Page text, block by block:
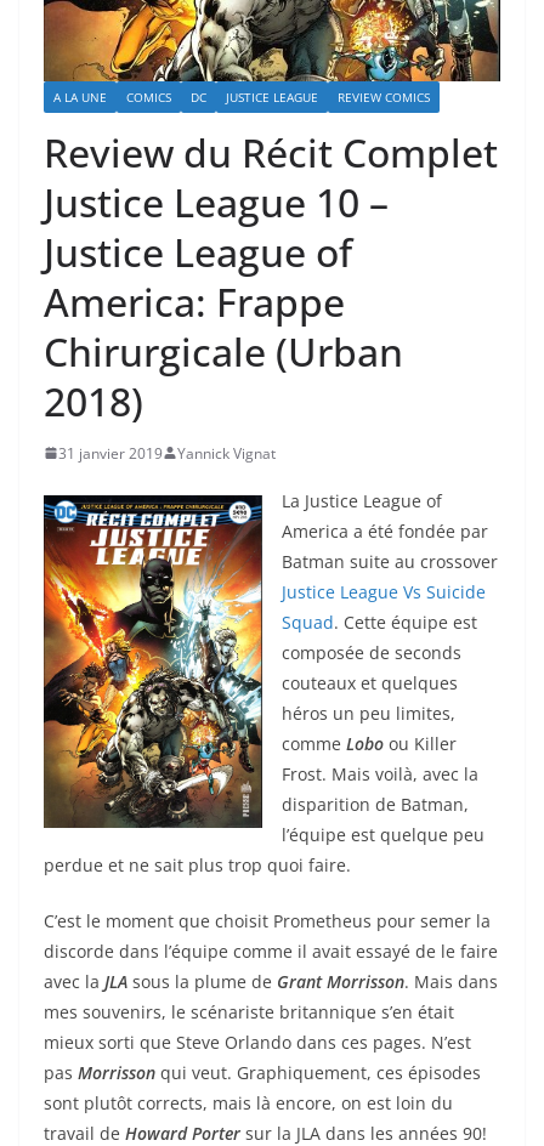
A LA UNE COMICS DC JUSTICE LEAGUE REVIEW COMICS
Review du Récit Complet
Justice League 10 –
Justice League of
America: Frappe
Chirurgicale (Urban
2018)
31 janvier 2019 Yannick Vignat
La Justice League of
America a été fondée par
Batman suite au crossover
Justice League Vs Suicide
Squad. Cette équipe est
composée de seconds
couteaux et quelques
héros un peu limites,
comme Lobo ou Killer
Frost. Mais voilà, avec la
disparition de Batman,
l’équipe est quelque peu
perdue et ne sait plus trop quoi faire.
C’est le moment que choisit Prometheus pour semer la
discorde dans l’équipe comme il avait essayé de le faire
avec la JLA sous la plume de Grant Morrisson. Mais dans
mes souvenirs, le scénariste britannique s’en était
mieux sorti que Steve Orlando dans ces pages. N’est
pas Morrisson qui veut. Graphiquement, ces épisodes
sont plutôt corrects, mais là encore, on est loin du
travail de Howard Porter sur la JLA dans les années 90!